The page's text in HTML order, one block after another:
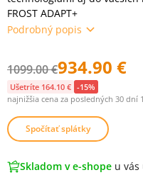
FROST ADAPT+
Podrobný popis
1099.00 €934.90 €
Ušetríte 164.10 € -15%
najnižšia cena za posledných 30 dní
Spočítať splátky
Skladom v e-shope u vás